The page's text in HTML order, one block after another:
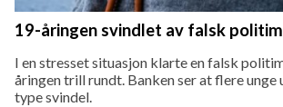
19-åringen svindlet av falsk
I en stresset situasjon klarte en falsk
åringen trill rundt. Banken ser at flere unge
type svindel.